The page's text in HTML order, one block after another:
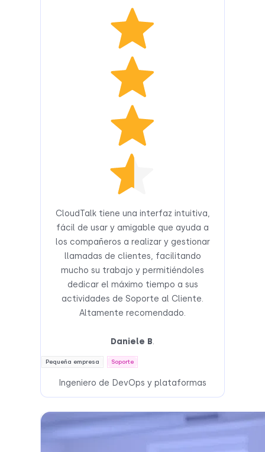
CloudTalk tiene una interfaz intuitiva,
fácil de usar y amigable que ayuda a
los compañeros a realizar y gestionar
llamadas de clientes, facilitando
mucho su trabajo y permitiéndoles
dedicar el máximo tiempo a sus
actividades de Soporte al Cliente.
Altamente recomendado.
Daniele B
Pequeña empresa Soporte
Ingeniero de DevOps y plataformas